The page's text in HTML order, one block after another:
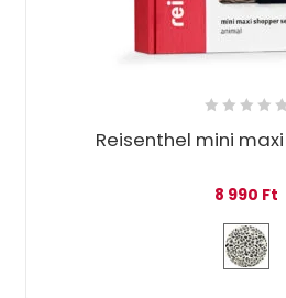
Reisenthel mini
8 990 Ft